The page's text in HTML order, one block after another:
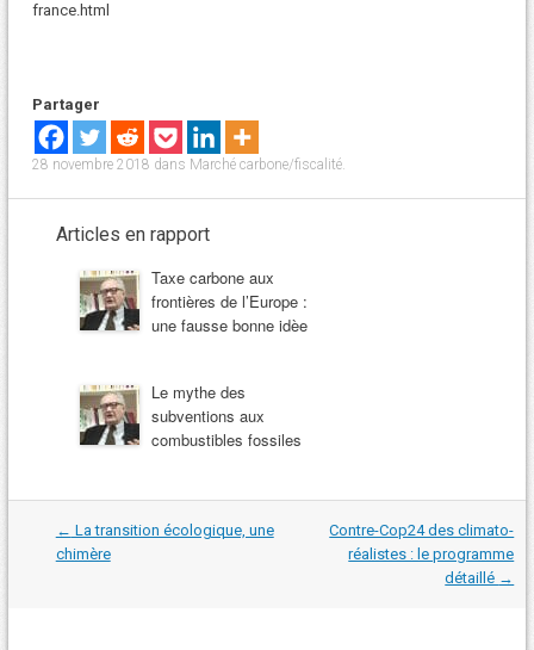
france.html
Partager
28 novembre 2018 dans Marché carbone/fiscalité.
Articles en rapport
Taxe carbone aux
frontières de l’Europe :
une fausse bonne idèe
Le mythe des
subventions aux
combustibles fossiles
Navigation
dans
les
← La transition écologique, une
chimère
Contre-Cop24 des climato-
réalistes : le programme
détaillé →